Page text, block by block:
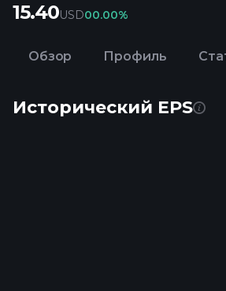
15.40USD00.00%
Обзор Профиль
Исторический EPS